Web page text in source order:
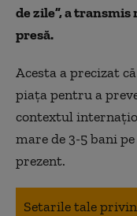
de zile”, a
presă.
Acesta a precizat
piața pentru a
contextul
mare de 3-5 bani
prezent.
Setarile tale